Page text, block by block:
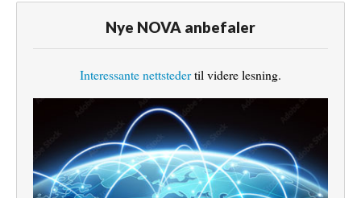
Nye NOVA anbefaler
Interessante nettstedertil videre lesning.